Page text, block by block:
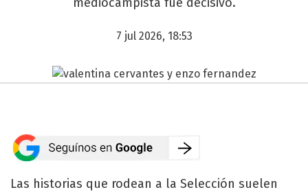
7 jul 2026, 18:53
Las historias que rodean a la Selección suelen